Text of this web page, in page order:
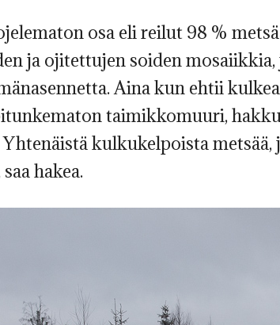
osa eli reilut 98 %
ja ojitettujen soiden
Aina kun ehtii
taimikkomuuri,
kulkukelpoista
hakea.